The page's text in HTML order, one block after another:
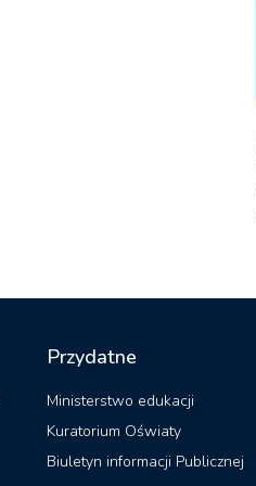
Przydatne
Ministerstwo edukacji
Kuratorium Oświaty
Biuletyn informacji Publicznej